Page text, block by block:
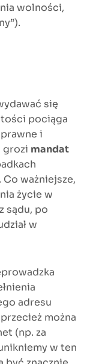
wolności,
się
pociąga
i
grozi mandat
. Co ważniejsze,
życie w
sądu, po
w
adresu
można
(np. za
w ten